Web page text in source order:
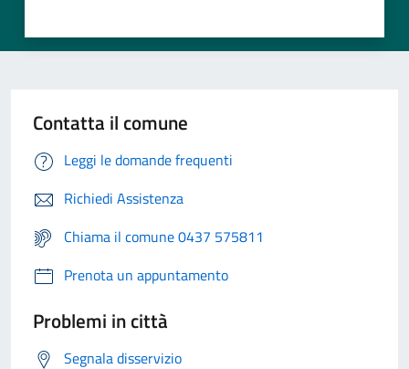
Contatta il comune
Leggi le domande frequenti
Richiedi Assistenza
Chiama il comune 0437 575811
Prenota un appuntamento
Problemi in città
Segnala disservizio